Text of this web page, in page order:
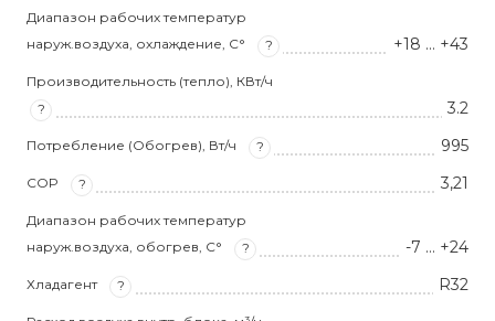
Диапазон рабочих температур
наруж.воздуха, охлаждение, С°
? +18 … +43
Производительность (тепло), КВт/ч
?
3.2
Потребление (Обогрев), Вт/ч ? 995
COP ? 3,21
Диапазон рабочих температур
наруж.воздуха, обогрев, С°
? -7 … +24
Хладагент ? R32